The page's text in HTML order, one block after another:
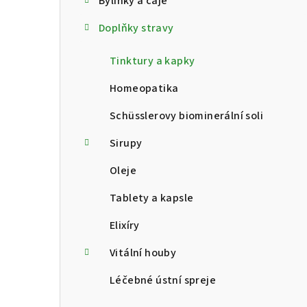
Doplňky stravy
Tinktury a kapky
Homeopatika
Schüsslerovy biominerální soli
Sirupy
Oleje
Tablety a kapsle
Elixíry
Vitální houby
Léčebné ústní spreje